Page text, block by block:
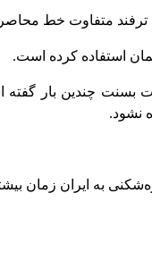
ترفند متفاوت خط
استفاده کرده است.
بسنت چندین بار
نشود.
به ایران زمان